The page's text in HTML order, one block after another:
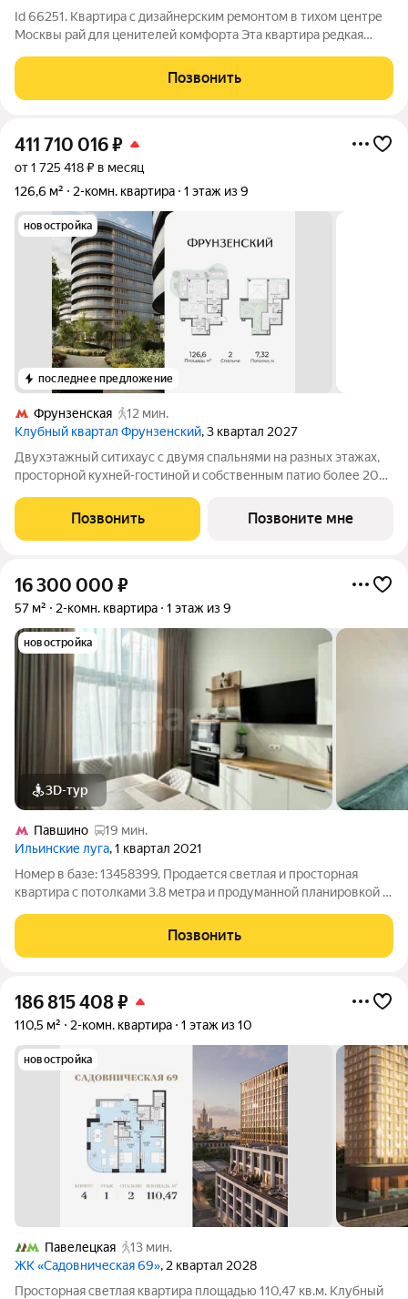
Id 66251. Квартира с дизайнерским ремонтом в тихом центре
Москвы рай для ценителей комфорта Эта квартира редкая
Мосфильмовской улицы, где сочетаются историческая
архитектура сталинской застройки и
Позвонить
411 710 016₽
от 1 725 418 ₽ в месяц
126,6 м²
2-комн. квартира 1 этаж из 9
новостройка
последнее предложение
Фрунзенская
12 мин.
Клубный квартал Фрунзенский, 3 квартал 2027
Двухэтажный ситихаус с двумя спальнями на разных этажах,
просторной кухней-гостиной и собственным патио более 20
благодаря высокому потолку (7,32 метра) есть возможность
возведения второго этажа.
Позвонить Позвоните мне
16 300 000 ₽
57 м² 2-комн. квартира 1 этаж из 9
новостройка
3D-тур
Павшино
19 мин.
Ильинские луга, 1 квартал 2021
Номер в базе: 13458399. Продается светлая и просторная
квартира с потолками 3.8 метра и продуманной планировкой в
для собственного проживания, так и для сдачи в аренду
(доходность 80 000-100 000
Позвонить
186 815 408₽
110,5 м² 2-комн. квартира 1 этаж из 10
новостройка
Павелецкая
13 мин.
ЖК «Садовническая 69», 2 квартал 2028
Просторная светлая квартира площадью 110,47 кв.м. Клубный